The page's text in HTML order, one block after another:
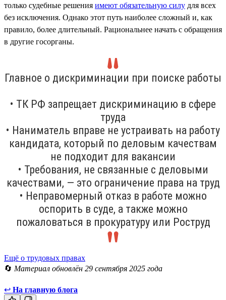
только судебные решения имеют обязательную силу для всех
без исключения. Однако этот путь наиболее сложный и, как
правило, более длительный. Рациональнее начать с обращения
в другие госорганы.
Главное о дискриминации при поиске работы
• ТК РФ запрещает дискриминацию в сфере
труда
• Наниматель вправе не устраивать на работу
кандидата, который по деловым качествам
не подходит для вакансии
• Требования, не связанные с деловыми
качествами, — это ограничение права на труд
• Неправомерный отказ в работе можно
оспорить в суде, а также можно
пожаловаться в прокуратуру или Роструд
Ещё о трудовых правах
🔄 Материал обновлён 29 сентября 2025 года
↩ На главную блога